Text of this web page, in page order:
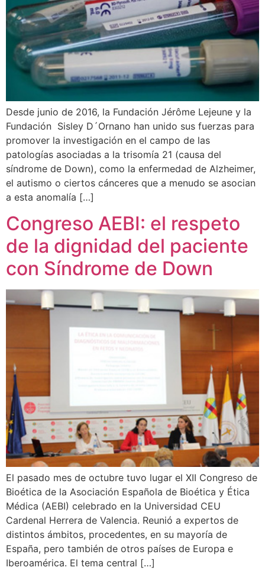
Desde junio de 2016, la Fundación Jérôme Lejeune y la
Fundación Sisley D´Ornano han unido sus fuerzas para
promover la investigación en el campo de las
patologías asociadas a la trisomía 21 (causa del
síndrome de Down), como la enfermedad de Alzheimer,
el autismo o ciertos cánceres que a menudo se asocian
a esta anomalía […]
Congreso AEBI: el respeto
de la dignidad del paciente
con Síndrome de Down
El pasado mes de octubre tuvo lugar el XII Congreso de
Bioética de la Asociación Española de Bioética y Ética
Médica (AEBI) celebrado en la Universidad CEU
Cardenal Herrera de Valencia. Reunió a expertos de
distintos ámbitos, procedentes, en su mayoría de
España, pero también de otros países de Europa e
Iberoamérica. El tema central […]